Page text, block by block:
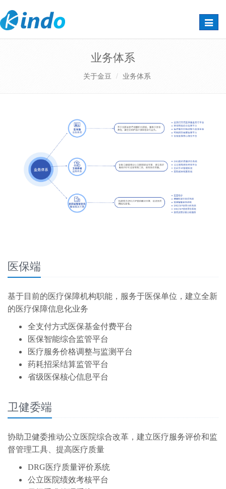
Toggle
业务体系
关于金豆 业务体系
医保端
基于目前的医疗保障机构职能，服务于医保单位，建立全新
的医疗保障信息化业务
全支付方式医保基金付费平台
医保智能综合监管平台
医疗服务价格调整与监测平台
药耗招采结算监管平台
省级医保核心信息平台
卫健委端
协助卫健委推动公立医院综合改革，建立医疗服务评价和监
督管理工具、提高医疗质量
DRG医疗质量评价系统
公立医院绩效考核平台